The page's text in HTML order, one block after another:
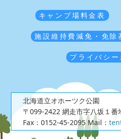
キャンプ場料金表
施設維持費減免・免除
プライバシ
北海道立オホーツク公園
〒099-2422 網走市字八坂１番
Fax：0152-45-2095Mail：